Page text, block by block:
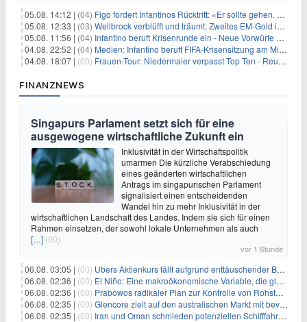
05.08. 14:12 | (04) Figo fordert Infantinos Rücktritt: «Er sollte gehen. Jetzt»
05.08. 12:33 | (03) Wellbrock verblüfft und träumt: Zweites EM-Gold in Paris
05.08. 11:56 | (04) Infantino beruft Krisenrunde ein - Neue Vorwürfe gegen FIFA
04.08. 22:52 | (04) Medien: Infantino beruft FIFA-Krisensitzung am Mittwoch ein
04.08. 18:07 | (00) Frauen-Tour: Niedermaier verpasst Top Ten - Reusser siegt
FINANZNEWS
Singapurs Parlament setzt sich für eine
ausgewogene wirtschaftliche Zukunft ein
Inklusivität in der Wirtschaftspolitik
umarmen Die kürzliche Verabschiedung
eines geänderten wirtschaftlichen
Antrags im singapurischen Parlament
signalisiert einen entscheidenden
Wandel hin zu mehr Inklusivität in der
wirtschaftlichen Landschaft des Landes. Indem sie sich für einen
Rahmen einsetzen, der sowohl lokale Unternehmen als auch
[…] (00)
vor 1 Stunde
06.08. 03:05 | (00) Ubers Aktienkurs fällt aufgrund enttäuschender Buchungsprognose
06.08. 02:36 | (00) El Niño: Eine makroökonomische Variable, die globale Wirtschaftslandschaften umgestaltet
06.08. 02:36 | (00) Prabowos radikaler Plan zur Kontrolle von Rohstoffexporten steht vor konkurrierenden Visionen
06.08. 02:35 | (00) Glencore zielt auf den australischen Markt mit bevorstehendem Sekundärlisting
06.08. 02:35 | (00) Iran und Oman schmieden potenziellen Schifffahrtsvertrag im Hormuskanal